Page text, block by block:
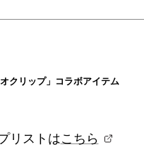
クリップ」コラボアイテム
リストはこちら